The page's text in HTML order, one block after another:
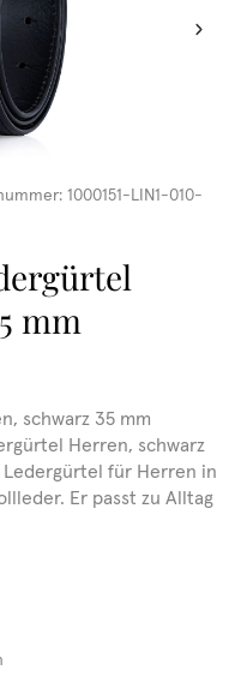
1000151-LIN1-010-
mm
schwarz 35 mm
Herren, schwarz
für Herren in
Er passt zu Alltag